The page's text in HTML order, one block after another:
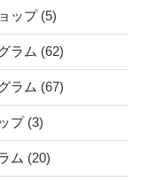
ップ(5)
ラム (62)
ラム (67)
プ(3)
ム (20)